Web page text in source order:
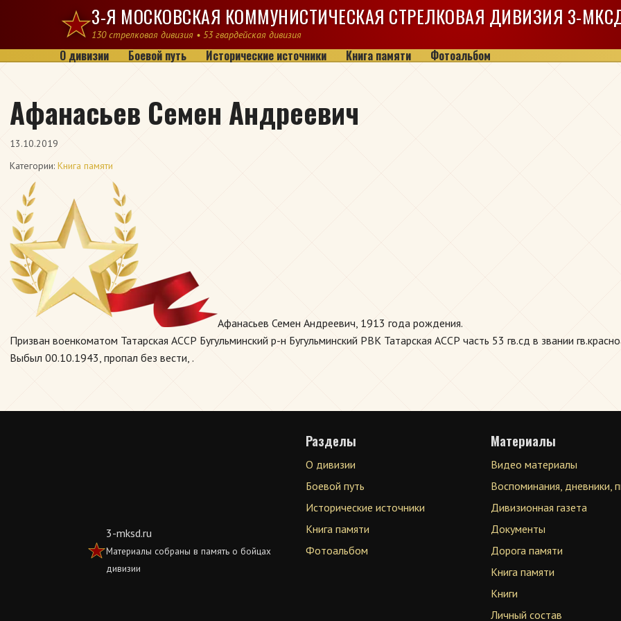
Перейти к содержимому3-Я МОСКОВСКАЯ КОММУНИСТИЧЕСКАЯ СТРЕЛКОВАЯ ДИВИЗИЯ 3-
130 стрелковая дивизия • 53 гвардейская дивизия
О дивизии Боевой путь Исторические источники Книга памяти Фотоальбом
Афанасьев Семен Андреевич
13.10.2019
Категории: Книга памяти
Афанасьев Семен Андреевич, 1913 года рождения.
Призван военкоматом Татарская АССР Бугульминский р-н Бугульминский РВК Татарская АССР часть 53 гв.сд в звании
Выбыл 00.10.1943, пропал без вести, .
3-mksd.ru
Материалы собраны в память о бойцах
дивизии
Разделы
О дивизии
Боевой путь
Исторические источники
Книга памяти
Фотоальбом
Материалы
Видео материалы
Воспоминания, дневники,
Дивизионная газета
Документы
Дорога памяти
Книга памяти
Книги
Личный состав